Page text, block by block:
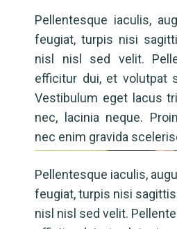
Pellentesque iaculis,
feugiat, turpis nisi
nisl nisl sed velit.
efficitur dui, et volutpat
Vestibulum eget lacus
nec, lacinia neque.
nec enim gravida
Pellentesque iaculis,
feugiat, turpis nisi
nisl nisl sed velit.